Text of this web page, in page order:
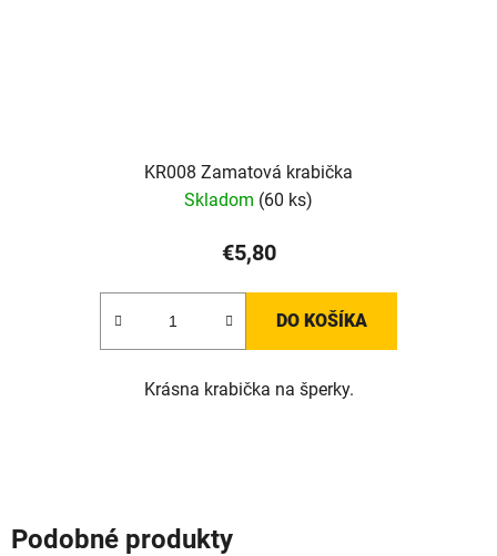
KR008 Zamatová krabička
Skladom (60 ks)
€5,80
DO KOŠÍKA
Krásna krabička na šperky.
Podobné produkty